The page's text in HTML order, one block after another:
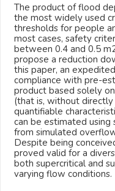
The product of flood
the most widely used
thresholds for people
most cases, safety
between 0.4 and 0.5 m
propose a reduction
this paper, an
compliance with pre-
product based solely
(that is, without
quantifiable
can be estimated
from simulated
Despite being
proved valid for a
both supercritical and
varying flow conditions.